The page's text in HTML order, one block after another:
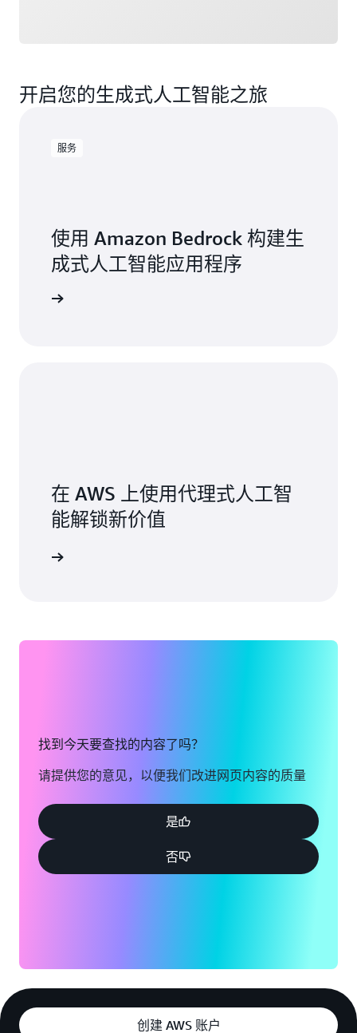
开启您的生成式人工智能之旅
服务
使用 Amazon Bedrock 构建生
成式人工智能应用程序
在 AWS 上使用代理式人工智
能解锁新价值
找到今天要查找的内容了吗？
请提供您的意见，以便我们改进网页内容的质量
是
否
创建 AWS 账户